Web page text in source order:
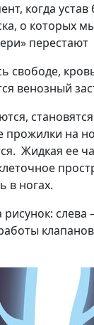
когда устав
о которых
перестают
свободе,
венозный
прожилки на
Жидкая ее
в ногах.